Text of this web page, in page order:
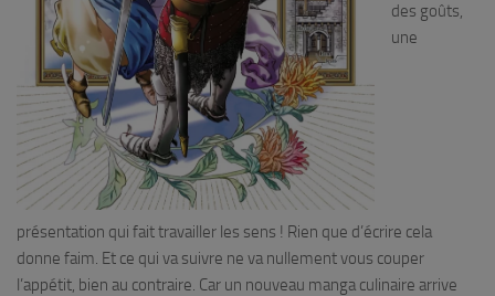
des goûts,
une
présentation qui fait travailler les sens ! Rien que d’écrire cela
donne faim. Et ce qui va suivre ne va nullement vous couper
l’appétit, bien au contraire. Car un nouveau manga culinaire arrive